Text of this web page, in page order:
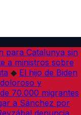
para Catalunya sin
a ministros sobre
◆ El hijo de Biden
y
70.000 migrantes
a Sánchez por
denuncia